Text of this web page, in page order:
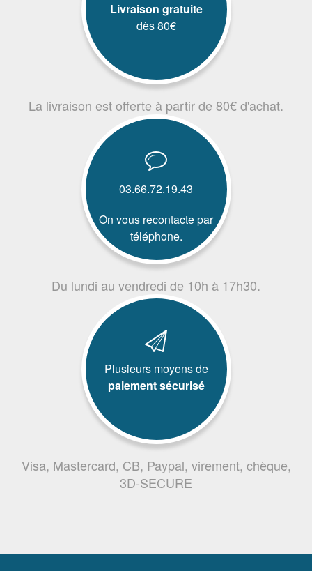
Livraison gratuite
dès 80€
La livraison est offerte à partir de 80€ d'achat.
03.66.72.19.43
On vous recontacte par
téléphone.
Du lundi au vendredi de 10h à 17h30.
Plusieurs moyens de
paiement sécurisé
Visa, Mastercard, CB, Paypal, virement, chèque,
3D-SECURE